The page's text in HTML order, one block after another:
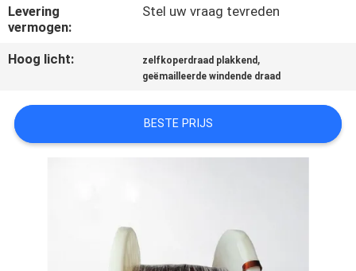
OM EEN
CITAAT
SITEMAP
PRIVACY
Levering
vermogen:
Stel uw vraag tevreden
Hoog licht: zelfkoperdraad plakkend ,
geëmailleerde windende draad
BESTE PRIJS